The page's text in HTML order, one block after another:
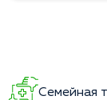
Семейная